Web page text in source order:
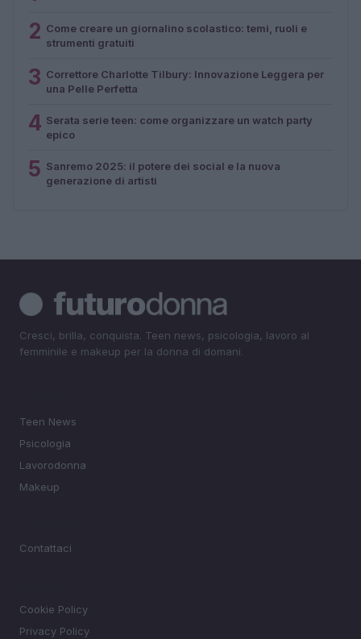
2 Come creare un giornalino scolastico: temi, ruoli e
strumenti gratuiti
3 Correttore Charlotte Tilbury: Innovazione Leggera per
una Pelle Perfetta
4 Serata serie teen: come organizzare un watch party
epico
5 Sanremo 2025: il potere dei social e la nuova
generazione di artisti
Cresci, brilla, conquista. Teen news, psicologia, lavoro al
femminile e makeup per la donna di domani.
Teen News
Psicologia
Lavorodonna
Makeup
Contattaci
Cookie Policy
Privacy Policy